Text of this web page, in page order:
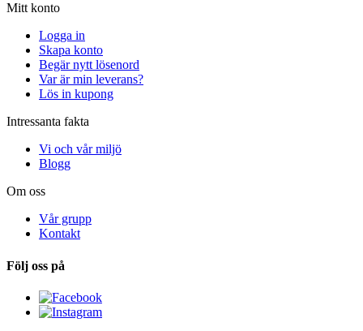
Mitt konto
Logga in
Skapa konto
Begär nytt lösenord
Var är min leverans?
Lös in kupong
Intressanta fakta
Vi och vår miljö
Blogg
Om oss
Vår grupp
Kontakt
Följ oss på